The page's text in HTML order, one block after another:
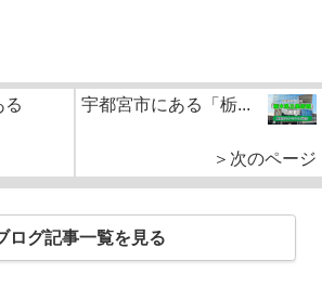
る
宇都宮市にある「栃...
＞次のページ
ログ記事一覧を見る